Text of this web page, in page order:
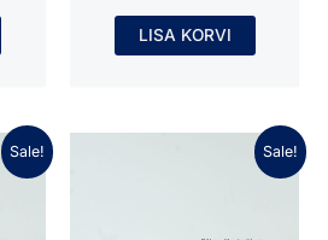
LISA KORVI
Sale!
Praegune
hind
Sale!
Praegune
hind
on: